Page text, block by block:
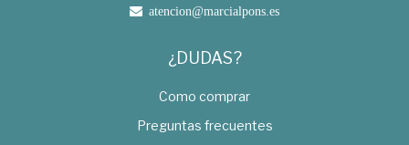
atencion@marcialpons.es
¿DUDAS?
Como comprar
Preguntas frecuentes